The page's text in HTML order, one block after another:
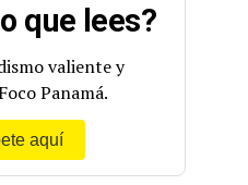
que lees?
valiente y
Panamá.
aquí